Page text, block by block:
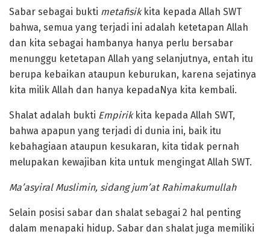
Sabar sebagai bukti metafisikkita kepada Allah SWT
bahwa, semua yang terjadi ini adalah ketetapan Allah
dan kita sebagai hambanya hanya perlu bersabar
menunggu ketetapan Allah yang selanjutnya, entah itu
berupa kebaikan ataupun keburukan, karena sejatinya
kita milik Allah dan hanya kepadaNya kita kembali.
Shalat adalah bukti Empirik kita kepada Allah SWT,
bahwa apapun yang terjadi di dunia ini, baik itu
kebahagiaan ataupun kesukaran, kita tidak pernah
melupakan kewajiban kita untuk mengingat Allah SWT.
Ma’asyiral Muslimin, sidang jum’at Rahimakumullah
Selain posisi sabar dan shalat sebagai 2 hal penting
dalam menapaki hidup. Sabar dan shalat juga memiliki